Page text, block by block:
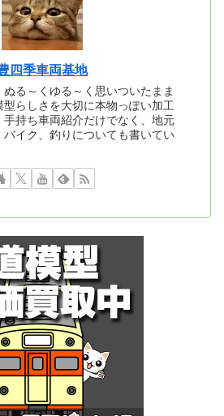
四季車両基地
る～くゆる～く思いついたまま
らしさを大切に本物っぽい加工
手持ち車両紹介だけでなく、地元
バイク、釣りについても書いてい